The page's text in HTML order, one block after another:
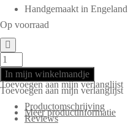
Handgemaakt in
Op voorraad
Love
Ethical
Beauty
duurzame
mascara
aantal
In mijn winkelmandje
Toevoegen aan mijn verlanglijst
Toevoegen aan mijn verlanglijst
Productomschrijving
Meer productinformatie
Reviews